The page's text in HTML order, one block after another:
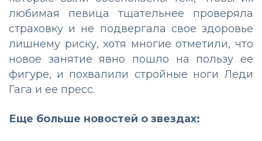
любимая певица тщательнее проверяла
страховку и не подвергала свое здоровье
лишнему риску, хотя многие отметили, что
новое занятие явно пошло на пользу ее
фигуре, и похвалили стройные ноги Леди
Гага и ее пресс.
Еще больше новостей о звездах: